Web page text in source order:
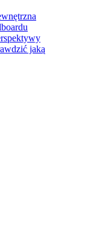
jaką